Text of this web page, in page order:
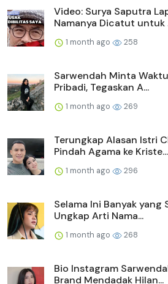
Video: Surya Saputra
Namanya Dicatut untuk
1 month ago 258
Sarwendah Minta
Pribadi, Tegaskan A...
1 month ago 269
Terungkap Alasan Istri
Pindah Agama ke Kriste...
1 month ago 296
Selama Ini Banyak yang
Ungkap Arti Nama...
1 month ago 268
Bio Instagram
Brand Mendadak Hilan...